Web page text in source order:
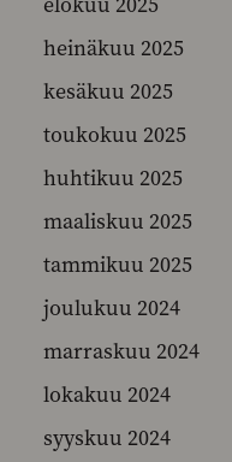
heinäkuu 2025
kesäkuu 2025
toukokuu 2025
huhtikuu 2025
maaliskuu 2025
tammikuu 2025
joulukuu 2024
marraskuu 2024
lokakuu 2024
syyskuu 2024